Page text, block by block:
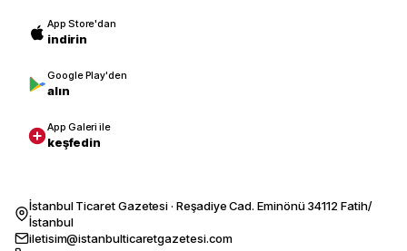
App Store'dan
indirin
Google Play'den
alın
App Galeri ile
keşfedin
İstanbul Ticaret Gazetesi · Reşadiye Cad. Eminönü 34112 Fatih/
İstanbul
iletisim@istanbulticaretgazetesi.com